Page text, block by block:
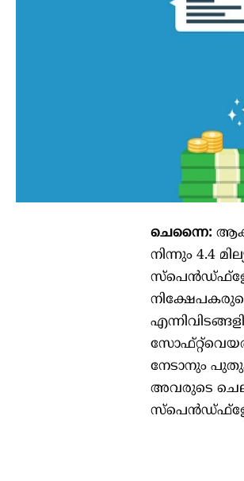
ചെന്നൈ:
നിന്നും 4.4
നേടാനും
അവരുടെ